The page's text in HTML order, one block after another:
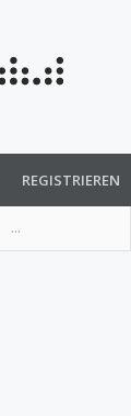
...
REGISTRIEREN